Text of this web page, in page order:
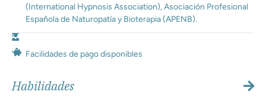
(International Hypnosis Association), Asociación Profesional
Española de Naturopatía y Bioterapia (APENB).
Facilidades de pago disponibles
Habilidades